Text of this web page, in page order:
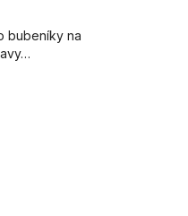
bubeníky na